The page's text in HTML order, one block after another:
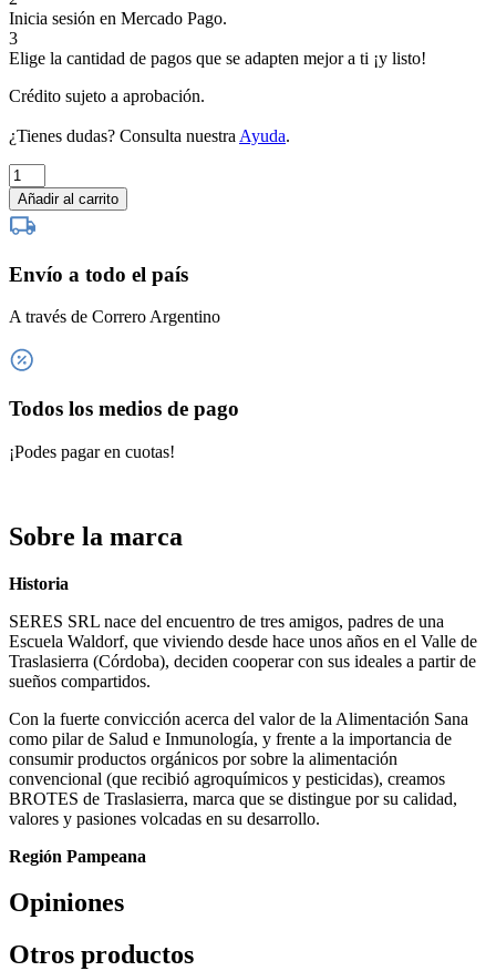
Inicia sesión en Mercado Pago.
3
Elige la cantidad de pagos que se adapten mejor a ti ¡y listo!
Crédito sujeto a aprobación.
¿Tienes dudas? Consulta nuestra Ayuda.
Harina
Orgánica
Tradicional
25kg
Brotes
Traslasierra
Añadir al carrito
Envío a todo el país
A través de Correro Argentino
Todos los medios de pago
¡Podes pagar en cuotas!
Sobre la marca
Historia
SERES SRL nace del encuentro de tres amigos, padres de una
Escuela Waldorf, que viviendo desde hace unos años en el Valle de
Traslasierra (Córdoba), deciden cooperar con sus ideales a partir de
sueños compartidos.
Con la fuerte convicción acerca del valor de la Alimentación Sana
como pilar de Salud e Inmunología, y frente a la importancia de
consumir productos orgánicos por sobre la alimentación
convencional (que recibió agroquímicos y pesticidas), creamos
BROTES de Traslasierra, marca que se distingue por su calidad,
valores y pasiones volcadas en su desarrollo.
Región Pampeana
Opiniones
Otros productos